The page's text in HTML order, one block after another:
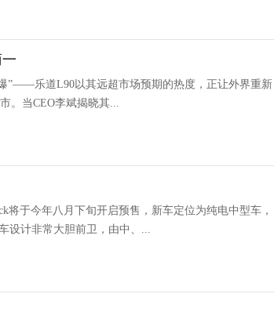
”——乐道L90以其远超市场预期的热度，正让外界重新
。当CEO李斌揭晓其...
将于今年八月下旬开启预售，新车定位为纯电中型车，
设计非常大胆前卫，由中、...